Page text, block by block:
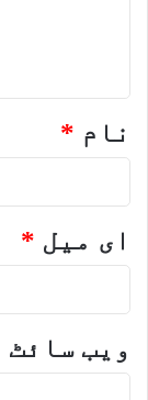
نام *
ای میل *
ویب‌ سائٹ